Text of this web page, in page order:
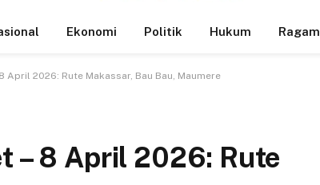
Ekonomi Politik Hukum Ragam
April 2026: Rute Makassar, Bau Bau, Maumere
– 8 April 2026: Rute